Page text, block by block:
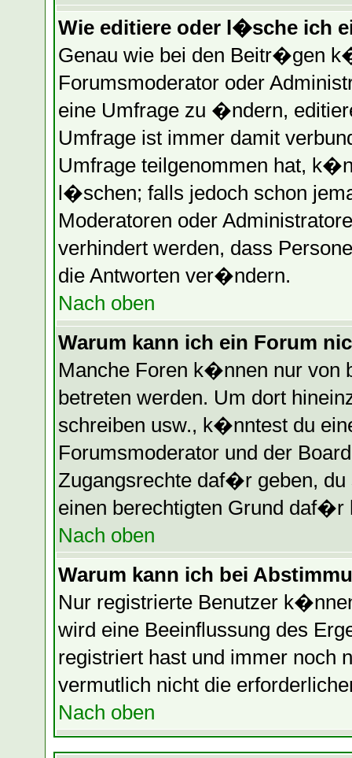
Wie editiere oder l�sche ich
Genau wie bei den Beitr�gen
Forumsmoderator oder
eine Umfrage zu �ndern,
Umfrage ist immer damit
Umfrage teilgenommen hat,
l�schen; falls jedoch schon
Moderatoren oder
verhindert werden, dass
die Antworten ver�ndern.
Nach oben
Warum kann ich ein Forum
Manche Foren k�nnen nur von
betreten werden. Um dort
schreiben usw., k�nntest du
Forumsmoderator und der
Zugangsrechte daf�r geben, du
einen berechtigten Grund daf�r
Nach oben
Warum kann ich bei
Nur registrierte Benutzer
wird eine Beeinflussung des
registriert hast und immer noch
vermutlich nicht die
Nach oben